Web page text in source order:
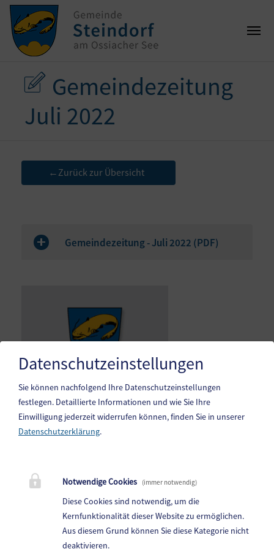
Gemeindezeitung
Juli 2022
← Zurück zur Übersicht
Gemeindezeitung - Juli 2022 (PDF)
10. Oktoberstr. 1, 9551 Bodensdorf am Ossiacher See
Telefon:
04243 83 83 0
Fax: 04243 83 83 30
E-Mail:steindorf.direktion@ktn.gde.at
Datenschutzeinstellungen
Sie können nachfolgend Ihre Datenschutzeinstellungen
festlegen. Detaillierte Informationen und wie Sie Ihre
Einwilligung jederzeit widerrufen können, finden Sie in unserer
Datenschutzerklärung.
Notwendige Cookies (immer notwendig)
Diese Cookies sind notwendig, um die
Kernfunktionalität dieser Website zu ermöglichen.
Aus diesem Grund können Sie diese Kategorie nicht
deaktivieren.